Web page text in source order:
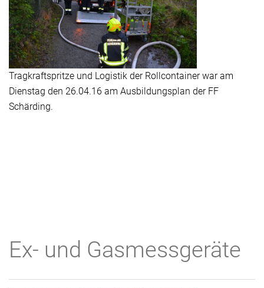
Tragkraftspritze und Logistik der Rollcontainerwar am
Dienstag den 26.04.16 am Ausbildungsplan der FF
Schärding.
Ex- und Gasmessgeräte